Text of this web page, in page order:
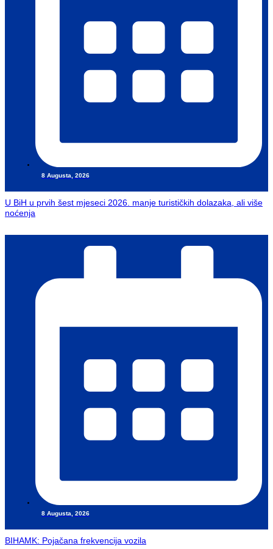
8 Augusta, 2026
U BiH u prvih šest mjeseci 2026. manje turističkih dolazaka, ali više
noćenja
8 Augusta, 2026
BIHAMK: Pojačana frekvencija vozila